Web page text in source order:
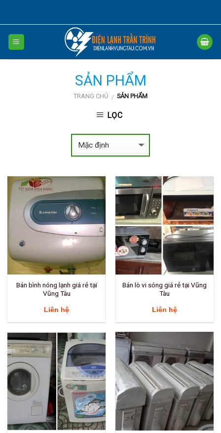
SẢN PHẨM
TRANG CHỦ / SẢN PHẨM
LỌC
Bán bình nóng lạnh giá rẻ tại
Vũng Tàu
Liên hệ
Bán lò vi sóng giá rẻ tại Vũng
Tàu
Liên hệ